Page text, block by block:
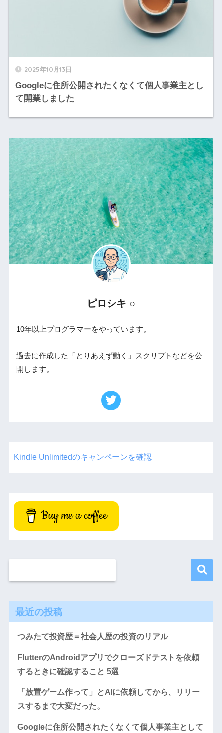
2025年10月13日
Googleに住所公開されたくなくて個人事業主とし
て開業しました
ピロシキ ○
10年以上プログラマーをやっています。
過去に作成した「とりあえず動く」スクリプトなどを公
開します。
Kindle Unlimitedのキャンペーンを確認
Buy me a coffee
最近の投稿
つみたて投資歴＝社会人歴の投資のリアル
FlutterのAndroidアプリでクローズドテストを依頼
するときに確認すること 5選
「放置ゲーム作って」とAIに依頼してから、リリー
スするまで大変だった。
Googleに住所公開されたくなくて個人事業主として